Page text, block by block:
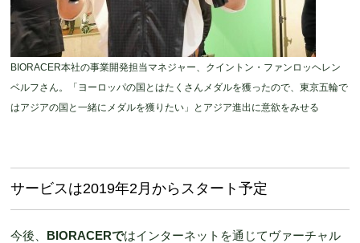
BIORACER本社の事業開発担当マネジャー、クイントン・ファンロッヘレン
ベルフさん。「ヨーロッパの国とはたくさんメダルを獲ったので、東京五輪で
はアジアの国と一緒にメダルを獲りたい」とアジア進出に意欲をみせる
サービスは2019年2月からスタート予定
今後、 BIORACERではインターネットを通じてヴァーチャル